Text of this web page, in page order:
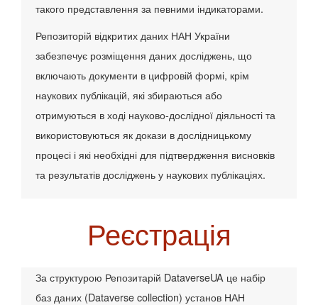
такого представлення за певними індикаторами.
Репозиторій відкритих даних НАН України
забезпечує розміщення даних досліджень, що
включають документи в цифровій формі, крім
наукових публікацій, які збираються або
отримуються в ході науково-дослідної діяльності та
використовуються як докази в дослідницькому
процесі і які необхідні для підтвердження висновків
та результатів досліджень у наукових публікаціях.
Реєстрація
За структурою Репозитарій DataverseUA це набір
баз даних (Dataverse collection) установ НАН